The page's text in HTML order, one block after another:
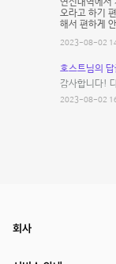
연신내역에서
오라고 하기
해서 편하게
2023-08-02
호스트님의
감사합니다!
2023-08-02
회사